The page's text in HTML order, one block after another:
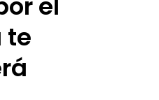
te